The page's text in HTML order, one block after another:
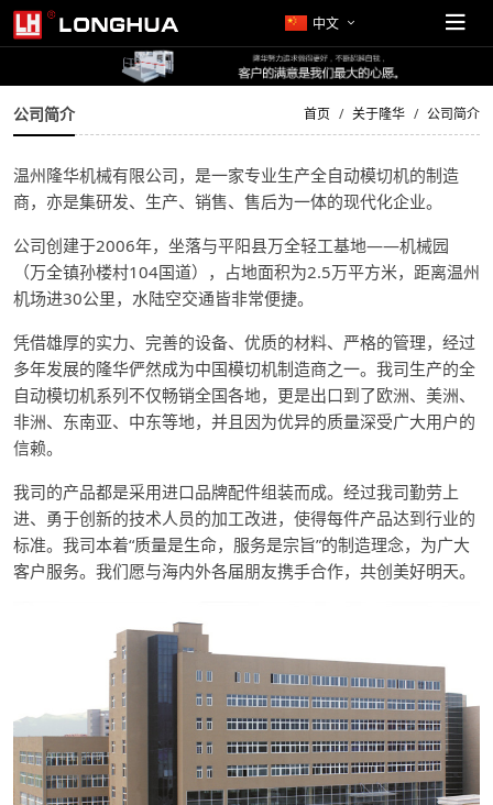
中文
公司简介 首页 关于隆华 公司简介
温州隆华机械有限公司，是一家专业生产全自动模切机的制造
商，亦是集研发、生产、销售、售后为一体的现代化企业。
公司创建于2006年，坐落与平阳县万全轻工基地——机械园
（万全镇孙楼村104国道），占地面积为2.5万平方米，距离温州
机场进30公里，水陆空交通皆非常便捷。
凭借雄厚的实力、完善的设备、优质的材料、严格的管理，经过
多年发展的隆华俨然成为中国模切机制造商之一。我司生产的全
自动模切机系列不仅畅销全国各地，更是出口到了欧洲、美洲、
非洲、东南亚、中东等地，并且因为优异的质量深受广大用户的
信赖。
我司的产品都是采用进口品牌配件组装而成。经过我司勤劳上
进、勇于创新的技术人员的加工改进，使得每件产品达到行业的
标准。我司本着“质量是生命，服务是宗旨”的制造理念，为广大
客户服务。我们愿与海内外各届朋友携手合作，共创美好明天。